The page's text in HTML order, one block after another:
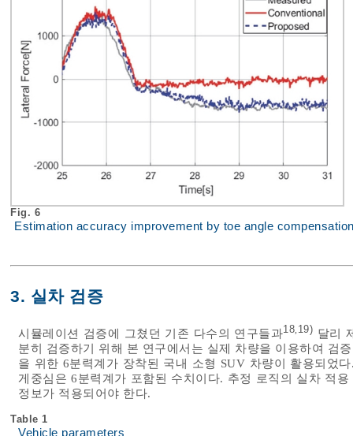
Fig. 6
Estimation accuracy improvement by toe angle
3. 실차 검증
시뮬레이션 검증에 그쳤던 기존 다수의 연구들과18, 19) 달리
분히 검증하기 위해 본 연구에서는 실제 차량을 이용하여 검
을 위한 6분력계가 장착된 국내 소형 SUV 차량이 활용되었
게중심은 6분력계가 포함된 수치이다. 추정 로직의 실차 적
정보가 적용되어야 한다.
Table 1
Vehicle parameters